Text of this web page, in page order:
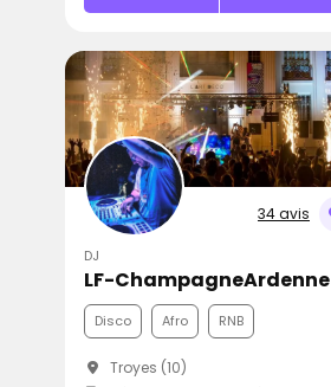
34 avis
DJ
LF-ChampagneArdenne
Disco Afro RNB
Troyes (10)